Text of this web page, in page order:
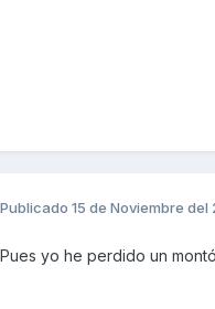
Publicado 15 de Noviembre del
Pues yo he perdido un